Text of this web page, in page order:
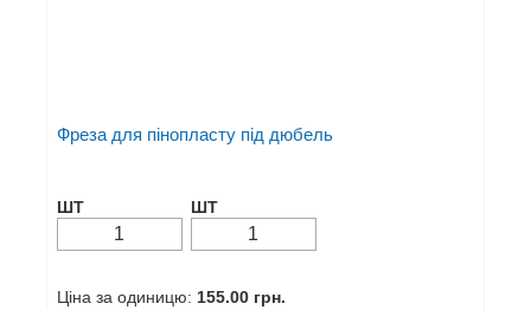
Фреза для пінопласту під дюбель
ШТ ШТ
Ціна за одиницю: 155.00 грн.